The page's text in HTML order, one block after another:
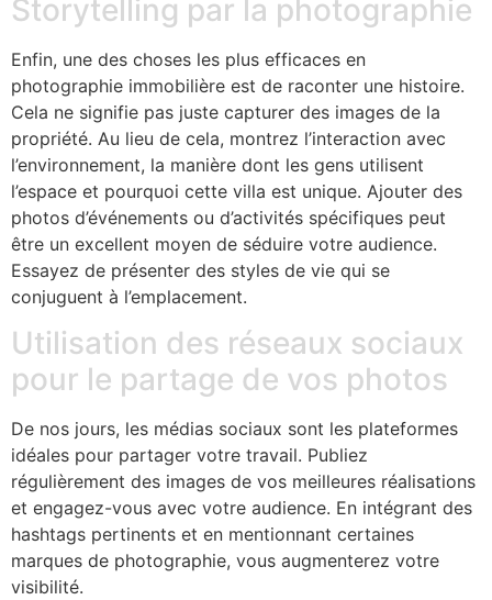
Storytelling par la photographie
Enfin, une des choses les plus efficaces en
photographie immobilière est de raconter une histoire.
Cela ne signifie pas juste capturer des images de la
propriété. Au lieu de cela, montrez l’interaction avec
l’environnement, la manière dont les gens utilisent
l’espace et pourquoi cette villa est unique. Ajouter des
photos d’événements ou d’activités spécifiques peut
être un excellent moyen de séduire votre audience.
Essayez de présenter des styles de vie qui se
conjuguent à l’emplacement.
Utilisation des réseaux sociaux
pour le partage de vos photos
De nos jours, les médias sociaux sont les plateformes
idéales pour partager votre travail. Publiez
régulièrement des images de vos meilleures réalisations
et engagez-vous avec votre audience. En intégrant des
hashtags pertinents et en mentionnant certaines
marques de photographie, vous augmenterez votre
visibilité.